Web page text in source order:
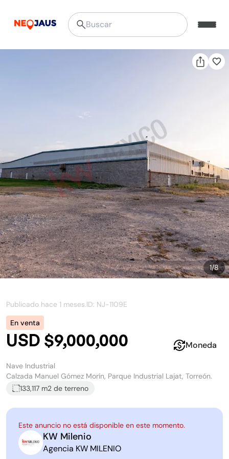
1/8
Publicado hace 1 meses.ID: NJ-1109E
En venta
USD $9,000,000 Moneda
Nave Industrial
Calzada Manuel Gómez Morín, Parque Industrial Lajat, Torreón.
133,117 m2 de terreno
Este anuncio no está disponible en este momento.
KM KW Milenio
Agencia KW MILENIO